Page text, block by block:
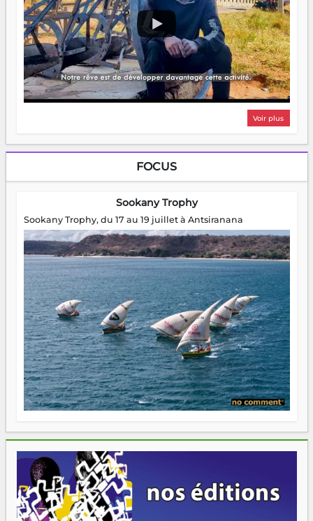
Voir plus
FOCUS
Sookany Trophy
Sookany Trophy, du 17 au 19 juillet à Antsiranana